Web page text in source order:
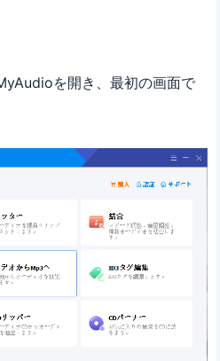
を開き、最初の画面で